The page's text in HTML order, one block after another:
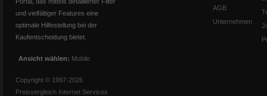
und vielfältiger Features eine
optimale Hilfestellung bei der
Kaufentscheidung bietet.
Ansicht wählen: Mobile
Copyright © 1997-2026
Preisvergleich Internet Services
AGB
Unternehmen